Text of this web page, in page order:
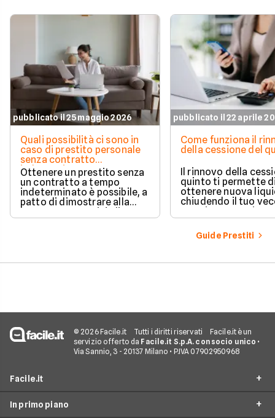
pubblicato il 25 maggio 2026
Quali possibilità ci sono in
caso di prestito personale
senza contratto
indeterminato
Ottenere un prestito senza
un contratto a tempo
indeterminato è possibile, a
patto di dimostrare alla
banca una capacità di
rimborso solida e costante.
quali strategie puoi
pubblicato il 22 aprile
Come funziona il
della cessione del
Il rinnovo della
quinto ti permette
ottenere nuova
chiudendo il tuo
prestito per aprirne
vantaggioso.
Guide Prestiti
© 2026 Facile.it Tutti i diritti riservati
Facile.it è un
servizio offerto da Facile.it S.p.A. con socio unico •
Via Sannio, 3 - 20137 Milano • P.IVA 07902950968
Facile.it
Assicurazioni
In primo piano